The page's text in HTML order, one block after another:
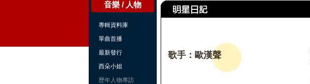
音樂 / 人物
專輯資料庫
單曲首播
最新發行
西朵小姐
歷年人物專訪
歌手：歐漢聲